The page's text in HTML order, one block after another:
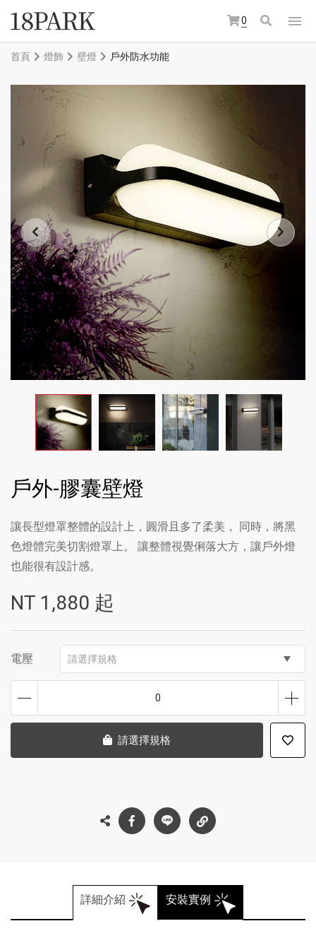
0
首頁 燈飾 壁燈 戶外防水功能
戶外-膠囊壁燈
讓長型燈罩整體的設計上，圓滑且多了柔美， 同時，將黑
色燈體完美切割燈罩上。 讓整體視覺俐落大方，讓戶外燈
也能很有設計感。
NT 1,880 起
電壓 請選擇規格
0
請選擇規格
詳細介紹 安裝實例